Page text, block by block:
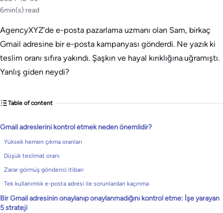
6min(s) read
AgencyXYZ’de e-posta pazarlama uzmanı olan Sam, birkaç
Gmail adresine bir e-posta kampanyası gönderdi. Ne yazık ki
teslim oranı sıfıra yakındı. Şaşkın ve hayal kırıklığına uğramıştı.
Yanlış giden neydi?
Table of content
Gmail adreslerini kontrol etmek neden önemlidir?
Yüksek hemen çıkma oranları
Düşük teslimat oranı
Zarar görmüş gönderici itibarı
Tek kullanımlık e-posta adresi ile sorunlardan kaçınma
Bir Gmail adresinin onaylanıp onaylanmadığını kontrol etme: İşe yarayan
5 strateji